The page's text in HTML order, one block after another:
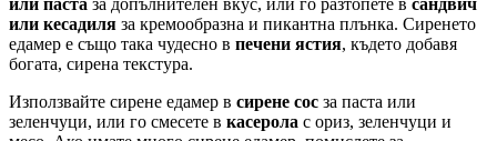
или кесадиля за кремообразна и пикантна плънка. Сиренето
едамер е също така чудесно в печени ястия, където добавя
богата, сирена текстура.
Използвайте сирене едамер в сирене сос за паста или
зеленчуци, или го смесете в касерола с ориз, зеленчуци и